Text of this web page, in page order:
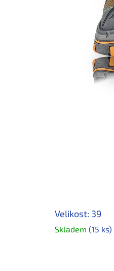
Velikost: 39
Skladem (15 ks)